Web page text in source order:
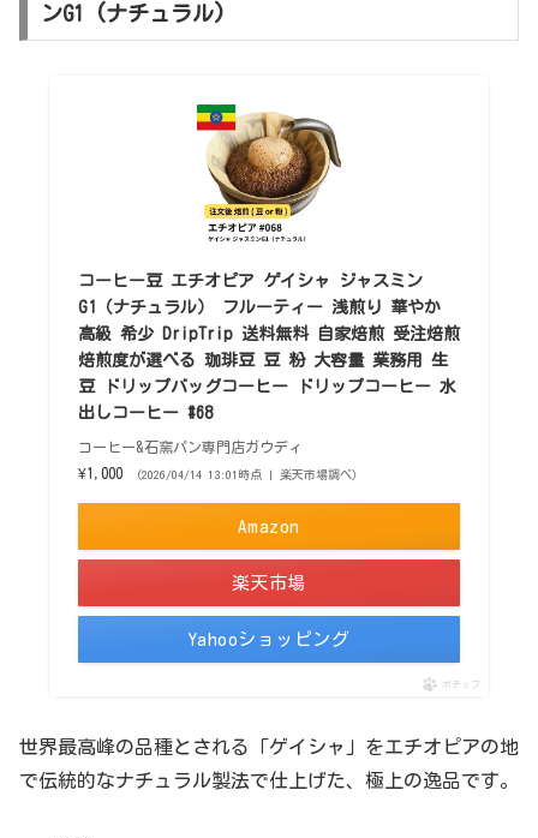
ンG1 (ナチュラル)
コーヒー豆 エチオピア ゲイシャ ジャスミン
G1（ナチュラル） フルーティー 浅煎り 華やか
高級 希少 DripTrip 送料無料 自家焙煎 受注焙煎
焙煎度が選べる 珈琲豆 豆 粉 大容量 業務用 生
豆 ドリップバッグコーヒー ドリップコーヒー 水
出しコーヒー #68
コーヒー&石窯パン専門店ガウディ
¥1,000
（2026/04/14 13:01時点 | 楽天市場調べ）
Amazon
楽天市場
Yahooショッピング
ポチップ
世界最高峰の品種とされる「ゲイシャ」をエチオピアの地
で伝統的なナチュラル製法で仕上げた、極上の逸品です。